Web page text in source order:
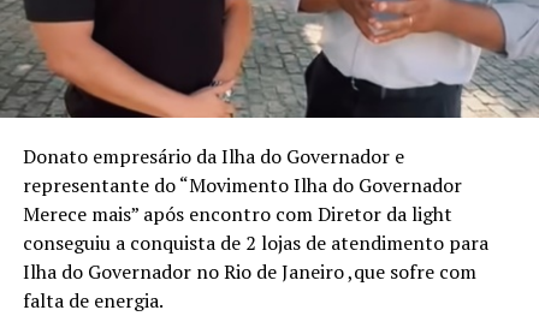
autobiografia, liderança e planejamento estratégico,
propondo um caminho prático para quem deseja
assumir o controle da própria trajetória com clareza,
ousadia e consistência. O método apresentado por
Visão Estratégica, Ousadia Calculada e Operação
Consistente. Juntos, esses pilares funcionam como um
guia para profissionais que buscam direcionamento e
protagonismo em um mercado cada vez mais dinâmico e
competitivo.
Donato empresário da Ilha do Governador e
representante do “Movimento Ilha do Governador
Merece mais” após encontro com Diretor da light
conseguiu a conquista de 2 lojas de atendimento para
Ilha do Governador no Rio de Janeiro ,que sofre com
falta de energia.